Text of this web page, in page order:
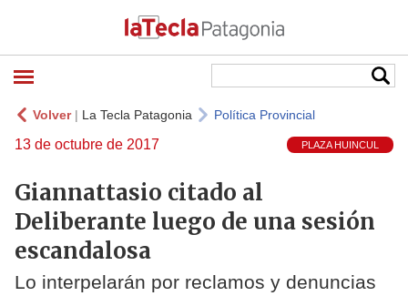
Volver| La Tecla Patagonia Política Provincial
13 de octubre de 2017 PLAZA HUINCUL
Giannattasio citado al
Deliberante luego de una sesión
escandalosa
Lo interpelarán por reclamos y denuncias